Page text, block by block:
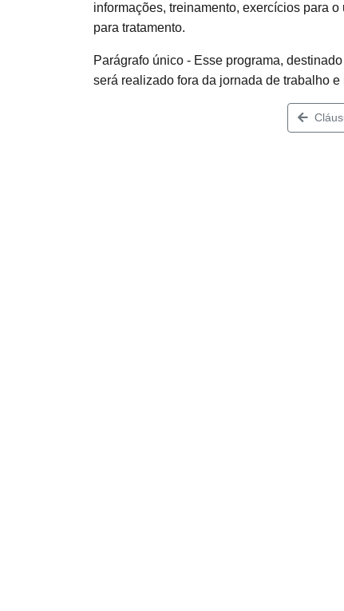
informações, treinamento, exercícios para
para tratamento.
Parágrafo único - Esse programa,
será realizado fora da jornada de trabalho